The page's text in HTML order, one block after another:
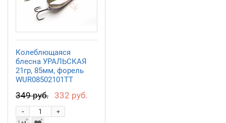
Колеблющаяся
блесна УРАЛЬСКАЯ
21гр, 85мм, форель
WUR08502101TT
349 руб. 332 руб.
+
-